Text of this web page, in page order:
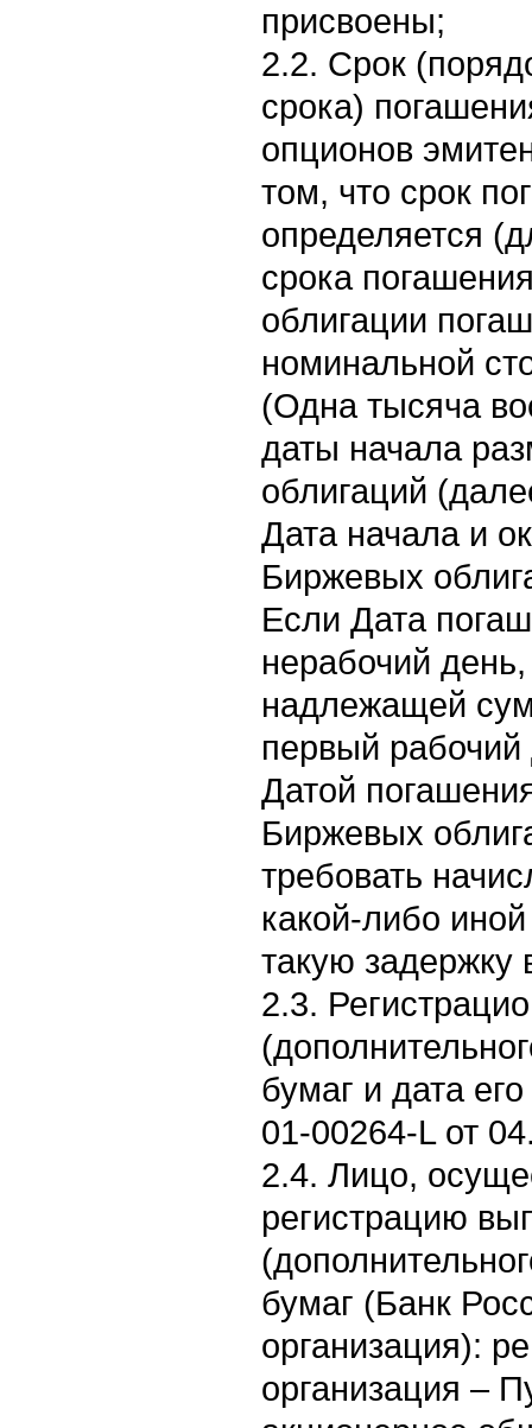
присвоены;
2.2. Срок
срока)
опционов
том, что срок
определяется
срока
облигации
номинальной
(Одна тысяча
даты начала
облигаций
Дата начала и
Биржевых
Если Дата
нерабочий
надлежащей
первый
Датой
Биржевых
требовать
какой-либо
такую задержку
2.3.
бумаг и дата
01-00264-L от
2.4. Лицо,
регистрацию
бумаг (Банк
организация):
организация –